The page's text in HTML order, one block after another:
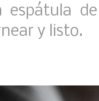
espátula
y listo.